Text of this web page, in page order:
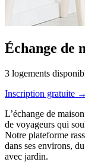
Échange de
3 logements
Inscription gratuite →
L’échange de
de voyageurs qui
Notre plateforme
dans ses environs,
avec jardin.